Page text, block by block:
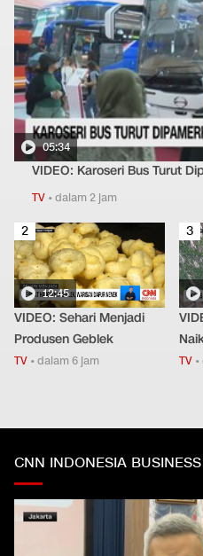
05:34
VIDEO: Karoseri Bus Turut
TV•dalam 2 jam
2
12:45
VIDEO: Sehari Menjadi
Produsen Geblek
TV •dalam 6 jam
3
TV •
CNN INDONESIA BUSINESS